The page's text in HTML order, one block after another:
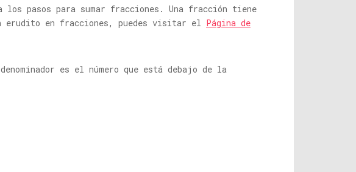
los pasos para sumar fracciones. Una fracción tiene
erudito en fracciones, puedes visitar el Página de
es el número que está debajo de la